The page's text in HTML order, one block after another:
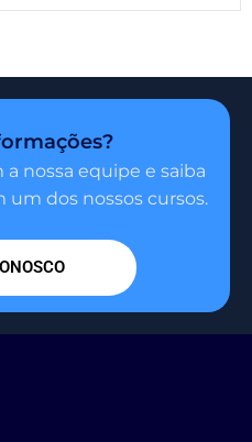
nossa equipe e saiba
dos nossos cursos.